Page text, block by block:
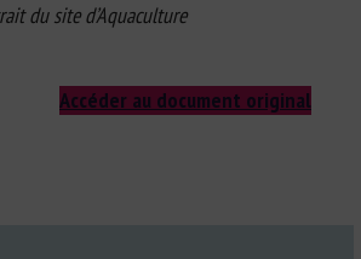
du site d’Aquaculture
Accéder au document original